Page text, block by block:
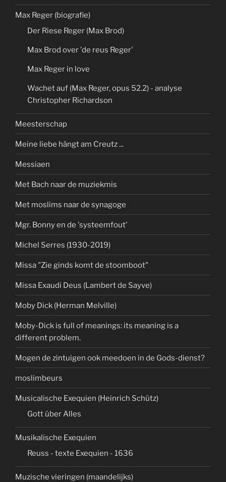
Max Reger (biografie)
Der Riese Reger (Max Brod)
Max Brod over 'de reus Reger'
Max Reger in love
Wachet auf (Max Reger, opus 52.2) - analyse
Christopher Richardson
Meesterschap
Meine liebe hängt am Creutz ...
Messiaen
Met Bach naar de muziekmis
Met moslims naar de synagoge
Mgr. Bonny en de 'systeemfout'
Michel Serres (1930-2019)
Missa "Zie ginds komt de stoomboot"
Missa Exaudi Deus (Lambert de Sayve)
Moby Dick (Herman Melville)
Moby-Dick is full of meanings: its meaning is a
different problem.
Mogen de zintuigen ook meedoen in de Gods-dienst?
moslimbeurs
Musicalische Exequien (Heinrich Schütz)
Gott über Alles
Musikalische Exequien
Reuss - texte Exequien - 1636
Muzische vieringen (maandelijks)